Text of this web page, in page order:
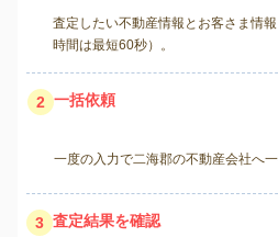
査定したい不動産情報とお客さま情
時間は最短60秒）。
2 一括依頼
一度の入力で二海郡の不動産会社へ一
3 査定結果を確認